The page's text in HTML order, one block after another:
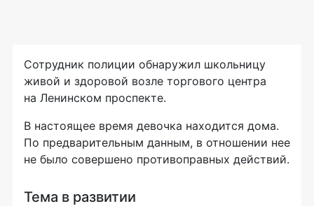
Сотрудник полиции обнаружил школьницу
живой и здоровой возле торгового центра
на Ленинском проспекте.
В настоящее время девочка находится дома.
По предварительным данным, в отношении нее
не было совершено противоправных действий.
Тема в развитии